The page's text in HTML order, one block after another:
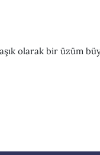
olarak bir üzüm